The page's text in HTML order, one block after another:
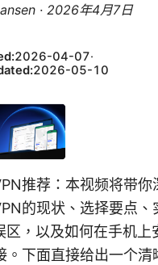
· 2026年4月7日
2026-04-07·
2026-05-10
推荐：本视频将带你
的现状、选择要点、
区，以及如何在手机上
。下面直接给出一个清